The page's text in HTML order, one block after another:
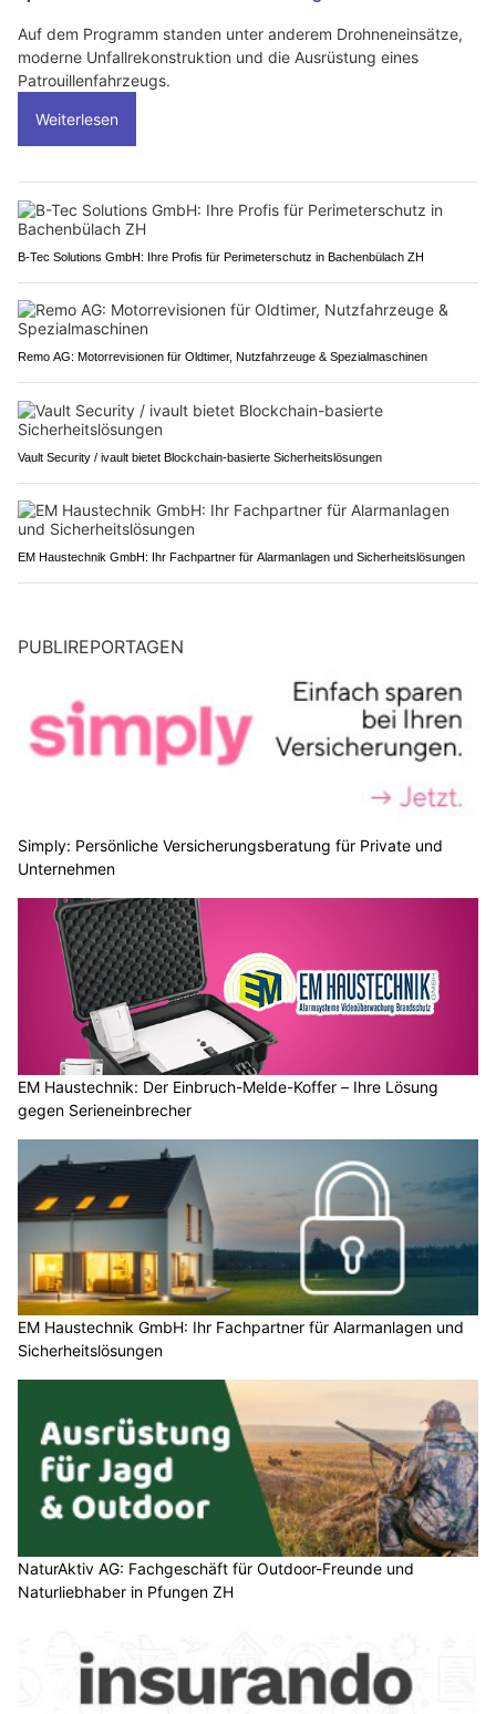
Auf dem Programm standen unter anderem Drohneneinsätze,
moderne Unfallrekonstruktion und die Ausrüstung eines
Patrouillenfahrzeugs.
Weiterlesen
B-Tec Solutions GmbH: Ihre Profis für Perimeterschutz in Bachenbülach ZH
Remo AG: Motorrevisionen für Oldtimer, Nutzfahrzeuge & Spezialmaschinen
Vault Security / ivault bietet Blockchain-basierte Sicherheitslösungen
EM Haustechnik GmbH: Ihr Fachpartner für Alarmanlagen und Sicherheitslösungen
PUBLIREPORTAGEN
Simply: Persönliche Versicherungsberatung für Private und
Unternehmen
EM Haustechnik: Der Einbruch-Melde-Koffer – Ihre Lösung
gegen Serieneinbrecher
EM Haustechnik GmbH: Ihr Fachpartner für Alarmanlagen und
Sicherheitslösungen
NaturAktiv AG: Fachgeschäft für Outdoor-Freunde und
Naturliebhaber in Pfungen ZH